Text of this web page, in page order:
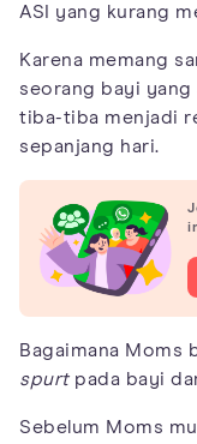
ASI yang kurang
Karena memang
seorang bayi
tiba-tiba menjadi
sepanjang hari.
Bagaimana Moms
spurtpada bayi
Sebelum Moms